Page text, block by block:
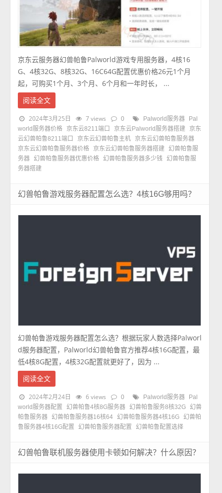
京东云服务器幻兽帕鲁Palworld游戏专用服务器，4核16
G、4核32G、8核32G、16C64G配置优惠价格26元1个月
起，可购买1个月、3个月、6个月和一年时长， ...
阅读全文
2024年3月25日 7 views 0 Palworld服务器
Pal
world服务器价格
京东云8211端口 京东云Palworld服务器搭建
京东
云幻兽帕鲁8211端口
京东云幻兽帕鲁主机
京东云幻兽帕鲁服务器
京东云幻兽帕鲁服务器价格
京东云幻兽帕鲁服务器搭建 幻兽帕鲁服
务器 幻兽帕鲁服务器优惠价格 幻兽帕鲁服务器多少钱
幻兽帕鲁服
务器搭建
幻兽帕鲁游戏服务器配置怎么选？4核16G够用吗？
幻兽帕鲁游戏服务器配置怎么选？根据玩家人数选择Palworl
d服务器配置，Palworld幻兽帕鲁官方推荐4核16G配置，最
低4核8G配置，4核32G配置就更好了，因为 ...
阅读全文
2024年2月24日 6 views 0 Palworld服务器
Pal
world服务器配置
幻兽帕鲁4核8G服务器 幻兽帕鲁服务8核32G 幻兽
帕鲁服务器 幻兽帕鲁服务器16核64 幻兽帕鲁服务器4核16G 幻兽帕
鲁服务器4核16G配置
幻兽帕鲁服务器配置 幻兽帕鲁配置选择
幻兽帕鲁联机服务器使用卡顿如何解决？什么原因？